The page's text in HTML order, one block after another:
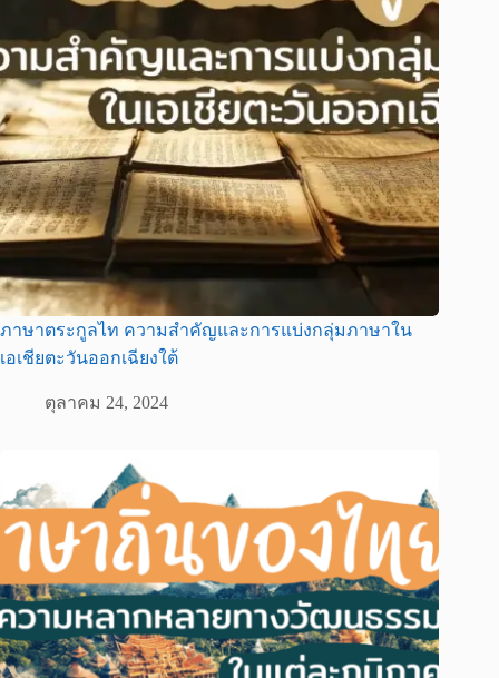
ภาษาตระกูลไท ความสำคัญและการแบ่งกลุ่มภาษาใน
เอเชียตะวันออกเฉียงใต้
ตุลาคม 24, 2024